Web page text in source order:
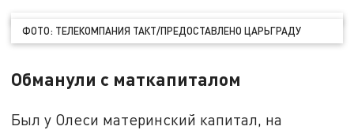
ФОТО: ТЕЛЕКОМПАНИЯ ТАКТ/ПРЕДОСТАВЛЕНО ЦАРЬГРАДУ
Обманули с маткапиталом
Был у Олеси материнский капитал, на